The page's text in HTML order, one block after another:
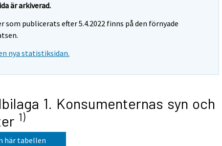
är arkiverad.
som publicerats efter 5.4.2022 finns på den förnyade
nya statistiksidan.
1. Konsumenternas syn och
1)
här tabellen